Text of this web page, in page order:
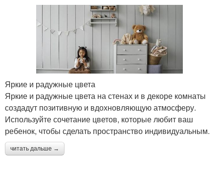
Яркие и радужные цвета
Яркие и радужные цвета на стенах и в декоре комнаты
создадут позитивную и вдохновляющую атмосферу.
Используйте сочетание цветов, которые любит ваш
ребенок, чтобы сделать пространство индивидуальным.
читать дальше →